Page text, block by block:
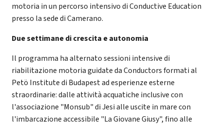
motoria in un percorso intensivo di Conductive Education
presso la sede di Camerano.
Due settimane di crescita e autonomia
Il programma ha alternato sessioni intensive di
riabilitazione motoria guidate da Conductors formati al
Petö Institute di Budapest ad esperienze esterne
straordinarie: dalle attività acquatiche inclusive con
l'associazione "Monsub" di Jesi alle uscite in mare con
l'imbarcazione accessibile "La Giovane Giusy", fino alle